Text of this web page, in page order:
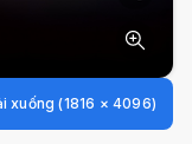
xuống (1816 × 4096)